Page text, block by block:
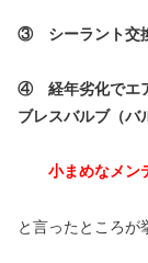
③ シーラント交
④ 経年劣化でエ
ブレスバルブ（バ
小まめなメンテ
と言ったところが